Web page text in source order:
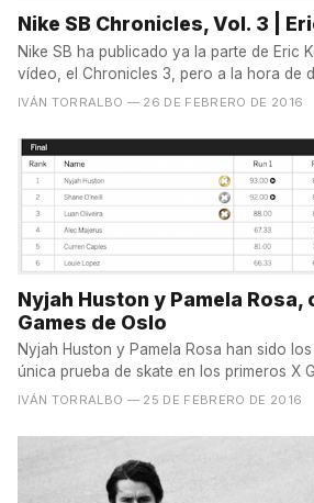
Nike SB Chronicles, Vol. 3 |
Nike SB ha publicado ya la parte de Eric
vídeo, el Chronicles 3, pero a la hora de
IVÁN TORRALBO — 26 DE FEBRERO DE 2016
Nyjah Huston y Pamela Rosa,
Games de Oslo
Nyjah Huston y Pamela Rosa han sido
única prueba de skate en los primeros X
IVÁN TORRALBO — 25 DE FEBRERO DE 2016